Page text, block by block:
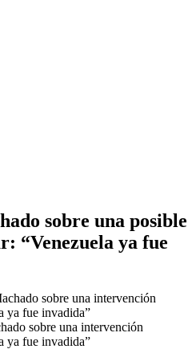
sobre una posible
“Venezuela ya fue
sobre una intervención
ya fue invadida”